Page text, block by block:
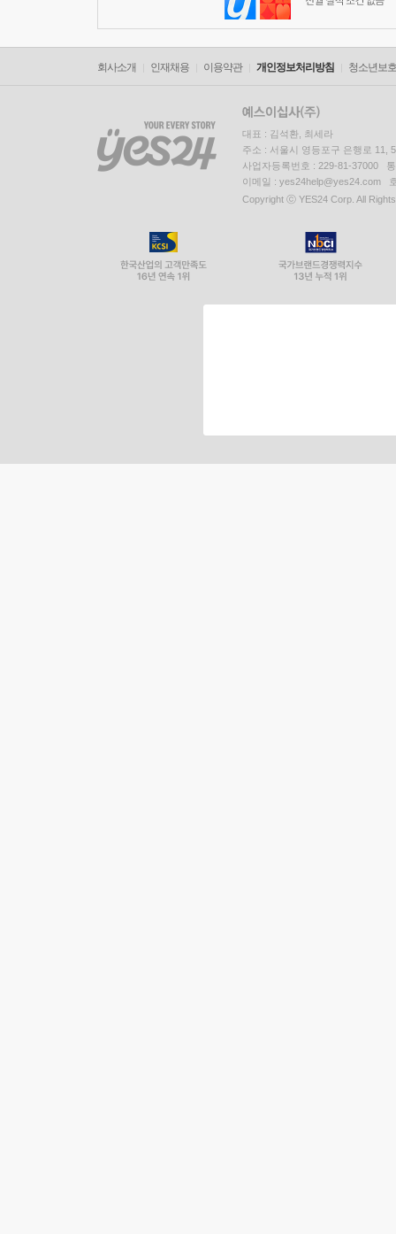
회사소개 인재채용 이용약관 개인정보처리방침 청소년보
대표 : 김석환, 최세라
주소 : 서울시 영등포구 은행로 11,
사업자등록번호 : 229-81-37000
이메일 : yes24help@yes24.com
Copyright ⓒ YES24 Corp. All